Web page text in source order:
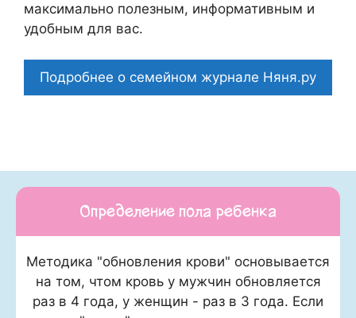
максимально полезным, информативным и
удобным для вас.
Подробнее о семейном журнале Няня.ру
Определение пола ребенка
Методика "обновления крови" основывается
на том, чтом кровь у мужчин обновляется
раз в 4 года, у женщин - раз в 3 года. Если